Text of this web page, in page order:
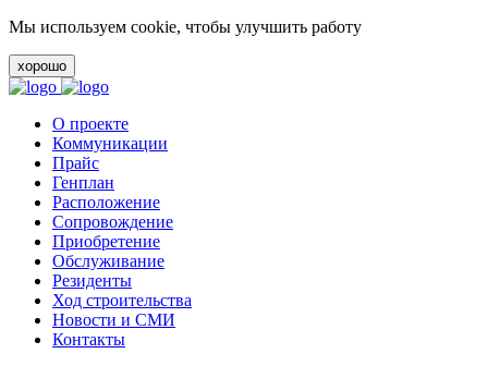
Мы используем cookie, чтобы улучшить работу
хорошо
О проекте
Коммуникации
Прайс
Генплан
Расположение
Сопровождение
Приобретение
Обслуживание
Резиденты
Ход строительства
Новости и СМИ
Контакты